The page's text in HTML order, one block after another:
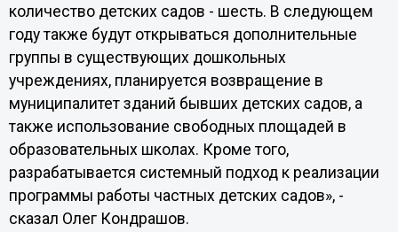
количество детских садов - шесть. В следующем
году также будут открываться дополнительные
группы в существующих дошкольных
учреждениях, планируется возвращение в
муниципалитет зданий бывших детских садов, а
также использование свободных площадей в
образовательных школах. Кроме того,
разрабатывается системный подход к реализации
программы работы частных детских садов», -
сказал Олег Кондрашов.